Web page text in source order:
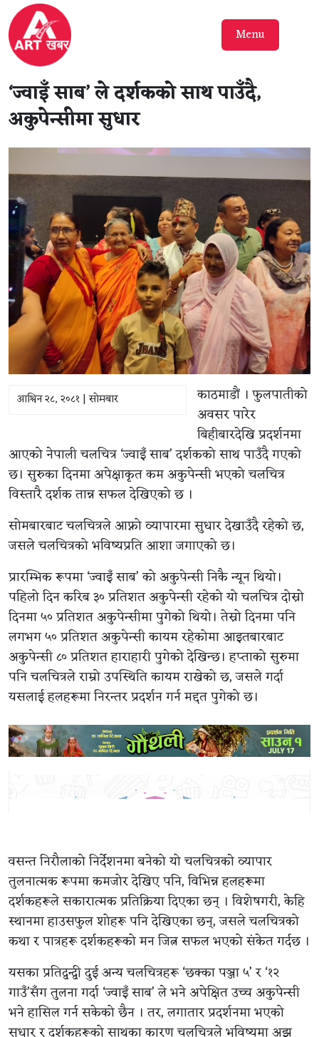
Menu
‘ज्वाइँ साब’ ले दर्शकको साथ पाउँदै,
अकुपेन्सीमा सुधार
आश्विन २८, २०८१ | सोमबार
काठमाडौं । फुलपातीको
अवसर पारेर
बिहीबारदेखि प्रदर्शनमा
आएको नेपाली चलचित्र ‘ज्वाइँ साब’ दर्शकको साथ पाउँदै गएको
छ। सुरुका दिनमा अपेक्षाकृत कम अकुपेन्सी भएको चलचित्र
विस्तारै दर्शक तान्न सफल देखिएको छ ।
सोमबारबाट चलचित्रले आफ्नो व्यापारमा सुधार देखाउँदै रहेको छ,
जसले चलचित्रको भविष्यप्रति आशा जगाएको छ।
प्रारम्भिक रूपमा ‘ज्वाइँ साब’ को अकुपेन्सी निकै न्यून थियो।
पहिलो दिन करिब ३० प्रतिशत अकुपेन्सी रहेको यो चलचित्र दोस्रो
दिनमा ५० प्रतिशत अकुपेन्सीमा पुगेको थियो। तेस्रो दिनमा पनि
लगभग ५० प्रतिशत अकुपेन्सी कायम रहेकोमा आइतबारबाट
अकुपेन्सी ८० प्रतिशत हाराहारी पुगेको देखिन्छ। हप्ताको सुरुमा
पनि चलचित्रले राम्रो उपस्थिति कायम राखेको छ, जसले गर्दा
यसलाई हलहरूमा निरन्तर प्रदर्शन गर्न मद्दत पुगेको छ।
वसन्त निरौलाको निर्देशनमा बनेको यो चलचित्रकाे व्यापार
तुलनात्मक रूपमा कमजोर देखिए पनि, विभिन्न हलहरूमा
दर्शकहरूले सकारात्मक प्रतिक्रिया दिएका छन् । विशेषगरी, केहि
स्थानमा हाउसफुल शोहरू पनि देखिएका छन्, जसले चलचित्रको
कथा र पात्रहरू दर्शकहरूको मन जित्न सफल भएको संकेत गर्दछ ।
यसका प्रतिद्वन्द्वी दुई अन्य चलचित्रहरू ‘छक्का पञ्जा ५’ र ‘१२
गाउँ’सँग तुलना गर्दा ‘ज्वाइँ साब’ ले भने अपेक्षित उच्च अकुपेन्सी
भने हासिल गर्न सकेको छैन । तर, लगातार प्रदर्शनमा भएको